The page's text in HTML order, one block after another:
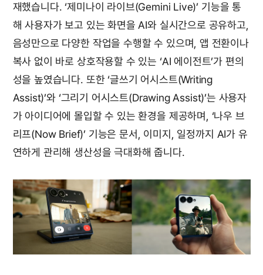
재했습니다. ‘제미나이 라이브(Gemini Live)’ 기능을 통
해 사용자가 보고 있는 화면을 AI와 실시간으로 공유하고,
음성만으로 다양한 작업을 수행할 수 있으며, 앱 전환이나
복사 없이 바로 상호작용할 수 있는 ‘AI 에이전트’가 편의
성을 높였습니다. 또한 ‘글쓰기 어시스트(Writing
Assist)’와 ‘그리기 어시스트(Drawing Assist)’는 사용자
가 아이디어에 몰입할 수 있는 환경을 제공하며, ‘나우 브
리프(Now Brief)’ 기능은 문서, 이미지, 일정까지 AI가 유
연하게 관리해 생산성을 극대화해 줍니다.